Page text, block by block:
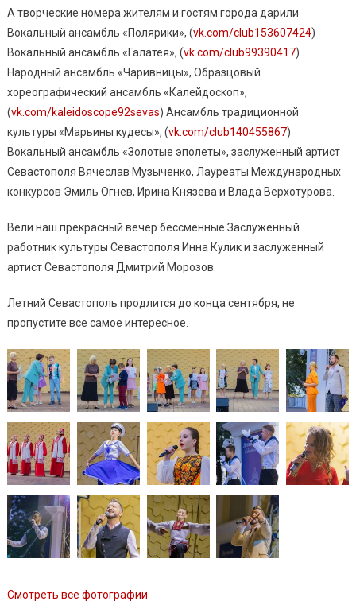
А творческие номера жителям и гостям города дарили
Вокальный ансамбль «Полярики», (vk.com/club153607424)
Вокальный ансамбль «Галатея», (vk.com/club99390417)
Народный ансамбль «Чаривницы», Образцовый
хореографический ансамбль «Калейдоскоп»,
(vk.com/kaleidoscope92sevas) Ансамбль традиционной
культуры «Марьины кудесы», (vk.com/club140455867)
Вокальный ансамбль «Золотые эполеты», заслуженный артист
Севастополя Вячеслав Музыченко, Лауреаты Международных
конкурсов Эмиль Огнев, Ирина Князева и Влада Верхотурова.
Вели наш прекрасный вечер бессменные Заслуженный
работник культуры Севастополя Инна Кулик и заслуженный
артист Севастополя Дмитрий Морозов.
Летний Севастополь продлится до конца сентября, не
пропустите все самое интересное.
Смотреть все фотографии